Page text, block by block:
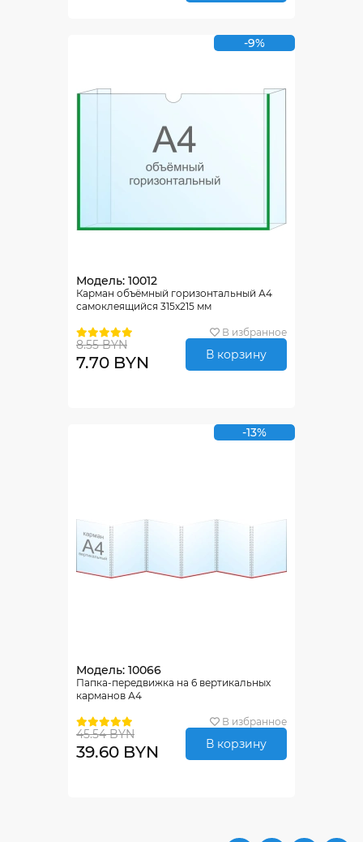
-9%
Модель: 10012
Карман объёмный горизонтальный А4
самоклеящийся 315х215 мм
В избранное
8.55 BYN
7.70 BYN В корзину
-13%
Модель: 10066
Папка-передвижка на 6 вертикальных
карманов А4
В избранное
45.54 BYN
39.60 BYN В корзину